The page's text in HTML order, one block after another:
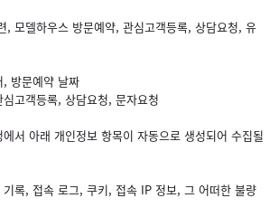
, 모델하우스 방문예약, 관심고객등록, 상담요청, 유
방문예약 날짜
고객등록, 상담요청, 문자요청
서 아래 개인정보 항목이 자동으로 생성되어 수집될
록, 접속 로그, 쿠키, 접속 IP 정보, 그 어떠한 불량